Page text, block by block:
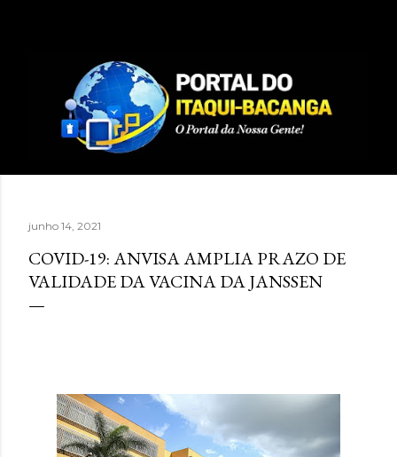
junho 14, 2021
COVID-19: ANVISA AMPLIA PRAZO DE
VALIDADE DA VACINA DA JANSSEN